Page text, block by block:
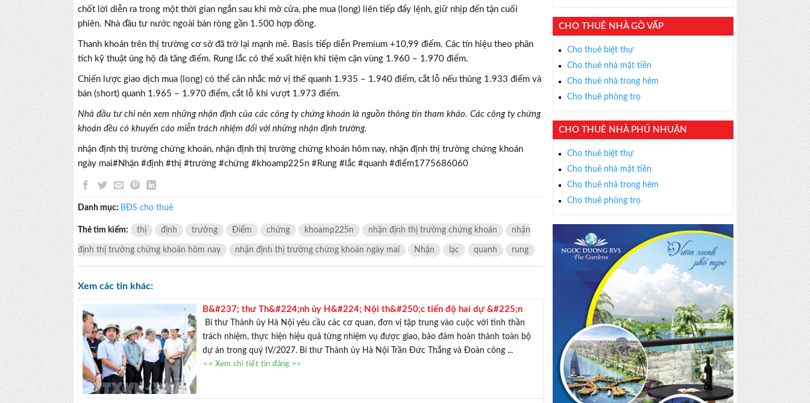
chốt lời diễn ra trong một thời gian ngắn sau khi mở cửa, phe mua (long) liên tiếp đẩy lệnh, giữ nhịp đến tận cuối
phiên. Nhà đầu tư nước ngoài bán ròng gần 1.500 hợp đồng.
Thanh khoản trên thị trường cơ sở đã trở lại mạnh mẽ. Basis tiếp diễn Premium +10,99 điểm. Các tín hiệu theo phân
tích kỹ thuật ủng hộ đà tăng điểm. Rung lắc có thể xuất hiện khi tiệm cận vùng 1.960 – 1.970 điểm.
Chiến lược giao dịch mua (long) có thể cân nhắc mở vị thế quanh 1.935 – 1.940 điểm, cắt lỗ nếu thủng 1.933 điểm và
bán (short) quanh 1.965 – 1.970 điểm, cắt lỗ khi vượt 1.973 điểm.
Nhà đầu tư chỉ nên xem những nhận định của các công ty chứng khoán là nguồn thông tin tham khảo. Các công ty chứng
khoán đều có khuyến cáo miễn trách nhiệm đối với những nhận định trường.
nhận định thị trường chứng khoán, nhận định thị trường chứng khoán hôm nay, nhận định thị trường chứng khoán
ngày mai#Nhận #định #thị #trường #chứng #khoamp225n #Rung #lắc #quanh #điểm1775686060
Danh mục: BĐS cho thuê
Thẻ tìm kiếm: thị định trưởng Điểm chứng khoamp225n nhận định thị trường chứng khoán nhận
định thị trường chứng khoán hôm nay nhận định thị trường chứng khoán ngày mai Nhận lạc quanh rung
Xem các tin khác:
B&#237; thư Th&#224;nh ủy H&#224; Nội th&#250;c tiến độ hai dự &#225;n
giao th&#244;ng trọng điểm ph&#237;a Nam Thủ đ&#244;
Bí thư Thành ủy Hà Nội yêu cầu các cơ quan, đơn vị tập trung vào cuộc với tinh thần
trách nhiệm, thực hiện hiệu quả từng nhiệm vụ được giao, bảo đảm hoàn thành toàn bộ
dự án trong quý IV/2027. Bí thư Thành ủy Hà Nội Trần Đức Thắng và Đoàn công ...
<< Xem chi tiết tin đăng >>
CHO THUÊ NHÀ GÒ VẤP
Cho thuê biệt thự
Cho thuê nhà mặt tiền
Cho thuê nhà trong hẻm
Cho thuê phòng trọ
CHO THUÊ NHÀ PHÚ NHUẬN
Cho thuê biệt thự
Cho thuê nhà mặt tiền
Cho thuê nhà trong hẻm
Cho thuê phòng trọ